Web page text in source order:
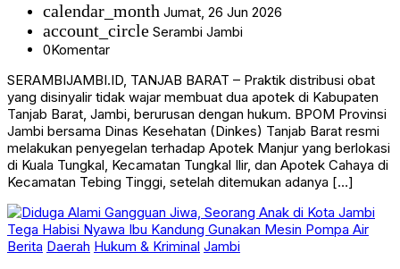
calendar_month Jumat, 26 Jun 2026
account_circle Serambi Jambi
0Komentar
SERAMBIJAMBI.ID, TANJAB BARAT – Praktik distribusi obat
yang disinyalir tidak wajar membuat dua apotek di Kabupaten
Tanjab Barat, Jambi, berurusan dengan hukum. BPOM Provinsi
Jambi bersama Dinas Kesehatan (Dinkes) Tanjab Barat resmi
melakukan penyegelan terhadap Apotek Manjur yang berlokasi
di Kuala Tungkal, Kecamatan Tungkal Ilir, dan Apotek Cahaya di
Kecamatan Tebing Tinggi, setelah ditemukan adanya […]
Berita Daerah Hukum & Kriminal Jambi